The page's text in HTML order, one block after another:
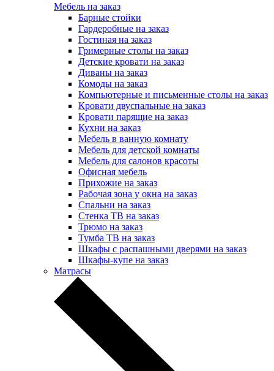
Мебель на заказ
Барные стойки
Гардеробные на заказ
Гостиная на заказ
Гримерные столы на заказ
Детские кровати на заказ
Диваны на заказ
Комоды на заказ
Компьютерные и письменные столы на заказ
Кровати двуспальные на заказ
Кровати парящие на заказ
Кухни на заказ
Мебель в ванную комнату
Мебель для детской комнаты
Мебель для салонов красоты
Офисная мебель
Прихожие на заказ
Рабочая зона у окна на заказ
Спальни на заказ
Стенка ТВ на заказ
Трюмо на заказ
Тумба ТВ на заказ
Шкафы с распашными дверями на заказ
Шкафы-купе на заказ
Матрасы